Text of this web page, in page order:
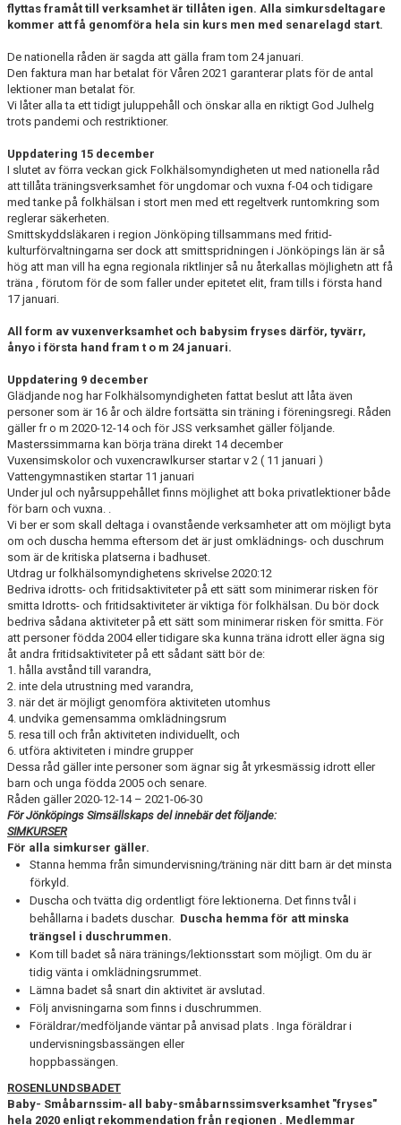
flyttas framåt till verksamhet är tillåten igen. Alla simkursdeltagare
kommer att få genomföra hela sin kurs men med senarelagd start.
De nationella råden är sagda att gälla fram tom 24 januari.
Den faktura man har betalat för Våren 2021 garanterar plats för de antal
lektioner man betalat för.
Vi låter alla ta ett tidigt juluppehåll och önskar alla en riktigt God Julhelg
trots pandemi och restriktioner.
Uppdatering 15 december
I slutet av förra veckan gick Folkhälsomyndigheten ut med nationella råd
att tillåta träningsverksamhet för ungdomar och vuxna f-04 och tidigare
med tanke på folkhälsan i stort men med ett regeltverk runtomkring som
reglerar säkerheten.
Smittskyddsläkaren i region Jönköping tillsammans med fritid-
kulturförvaltningarna ser dock att smittspridningen i Jönköpings län är så
hög att man vill ha egna regionala riktlinjer så nu återkallas möjlighetn att få
träna , förutom för de som faller under epitetet elit, fram tills i första hand
17 januari.
All form av vuxenverksamhet och babysim fryses därför, tyvärr,
ånyo i första hand fram t o m 24 januari.
Uppdatering 9 december
Glädjande nog har Folkhälsomyndigheten fattat beslut att låta även
personer som är 16 år och äldre fortsätta sin träning i föreningsregi. Råden
gäller fr o m 2020-12-14 och för JSS verksamhet gäller följande.
Masterssimmarna kan börja träna direkt 14 december
Vuxensimskolor och vuxencrawlkurser startar v 2 ( 11 januari )
Vattengymnastiken startar 11 januari
Under jul och nyårsuppehållet finns möjlighet att boka privatlektioner både
för barn och vuxna. .
Vi ber er som skall deltaga i ovanstående verksamheter att om möjligt byta
om och duscha hemma eftersom det är just omklädnings- och duschrum
som är de kritiska platserna i badhuset.
Utdrag ur folkhälsomyndighetens skrivelse 2020:12
Bedriva idrotts- och fritidsaktiviteter på ett sätt som minimerar risken för
smitta Idrotts- och fritidsaktiviteter är viktiga för folkhälsan. Du bör dock
bedriva sådana aktiviteter på ett sätt som minimerar risken för smitta. För
att personer födda 2004 eller tidigare ska kunna träna idrott eller ägna sig
åt andra fritidsaktiviteter på ett sådant sätt bör de:
1. hålla avstånd till varandra,
2. inte dela utrustning med varandra,
3. när det är möjligt genomföra aktiviteten utomhus
4. undvika gemensamma omklädningsrum
5. resa till och från aktiviteten individuellt, och
6. utföra aktiviteten i mindre grupper
Dessa råd gäller inte personer som ägnar sig åt yrkesmässig idrott eller
barn och unga födda 2005 och senare.
Råden gäller 2020-12-14 – 2021-06-30
För Jönköpings Simsällskaps del innebär det följande:
SIMKURSER
För alla simkurser gäller.
Stanna hemma från simundervisning/träning när ditt barn är det minsta
förkyld.
Duscha och tvätta dig ordentligt före lektionerna. Det finns tvål i
behållarna i badets duschar. Duscha hemma för att minska
trängsel i duschrummen.
Kom till badet så nära tränings/lektionsstart som möjligt. Om du är
tidig vänta i omklädningsrummet.
Lämna badet så snart din aktivitet är avslutad.
Följ anvisningarna som finns i duschrummen.
Föräldrar/medföljande väntar på anvisad plats . Inga föräldrar i
undervisningsbassängen eller
hoppbassängen.
ROSENLUNDSBADET
Baby- Småbarnssim- all baby-småbarnssimsverksamhet "fryses"
hela 2020 enligt rekommendation från regionen . Medlemmar